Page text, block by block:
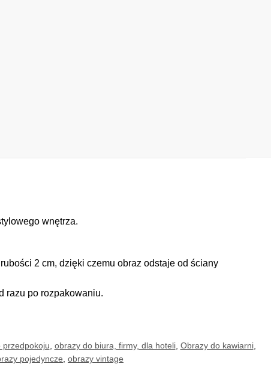
wnętrza.
2 cm, dzięki czemu obraz odstaje od ściany
razu po rozpakowaniu.
przedpokoju obrazy do biura, firmy, dla hoteli, Obrazy do kawiarni,
pojedyncze obrazy vintage